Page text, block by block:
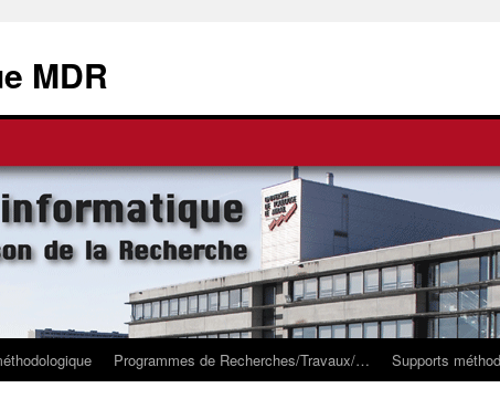
MDR
Programmes de Recherches/Travaux/… Supports